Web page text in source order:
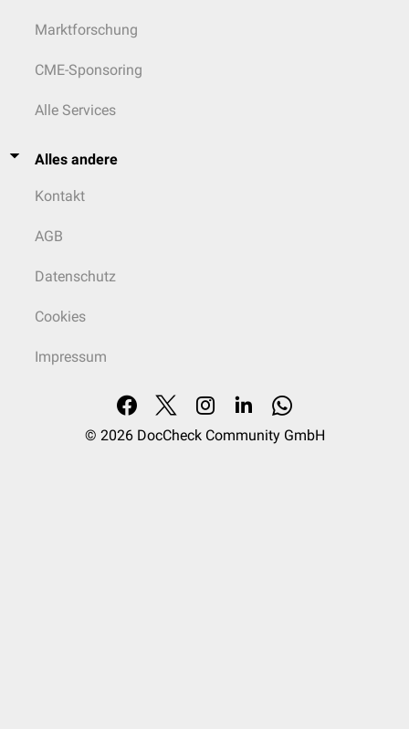
Marktforschung
CME-Sponsoring
Alle Services
Alles andere
Kontakt
AGB
Datenschutz
Cookies
Impressum
© 2026 DocCheck Community GmbH